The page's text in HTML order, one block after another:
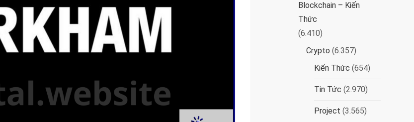
Blockchain – Kiến
Thức
(6.410)
Crypto (6.357)
Kiến Thức (654)
Tin Tức (2.970)
Project (3.565)